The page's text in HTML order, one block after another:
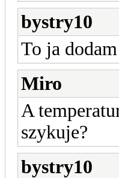
bystry10
To ja
Miro
A
szykuje?
bystry10